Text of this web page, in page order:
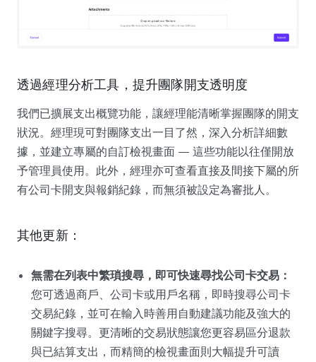
透過經理分析工具，提升團隊開支透明度
我們已擴展支出概覽功能，讓經理能清晰掌握團隊的開支
狀況。經理現可對團隊支出一目了然，深入分析詳細數
據，並建立專屬的自訂檢視畫面 — 這些功能以往僅開放
予管理員使用。此外，經理亦可查看直接及間接下屬的所
有公司卡開支與報銷紀錄，而無須被設定為審批人。
其他更新：
無需在列表中繁瑣搜尋，即可快速尋找公司卡交易：
您可透過商戶、公司卡或用戶名稱，即時搜尋公司卡
交易紀錄，並可在輸入時善用自動建議功能及強大的
關鍵字搜尋。更清晰的交易狀態讓您更容易區分退款
與已結算支出，而精簡的檢視畫面則大幅提升可讀